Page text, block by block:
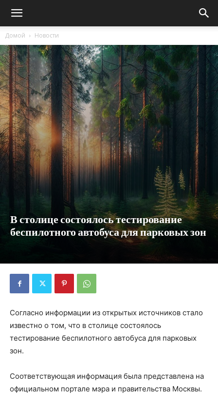
Домой Новости
В столице состоялось тестирование
беспилотного автобуса для парковых зон
Согласно информации из открытых источников стало
известно о том, что в столице состоялось
тестирование беспилотного автобуса для парковых
зон.
Соответствующая информация была представлена на
официальном портале мэра и правительства Москвы.